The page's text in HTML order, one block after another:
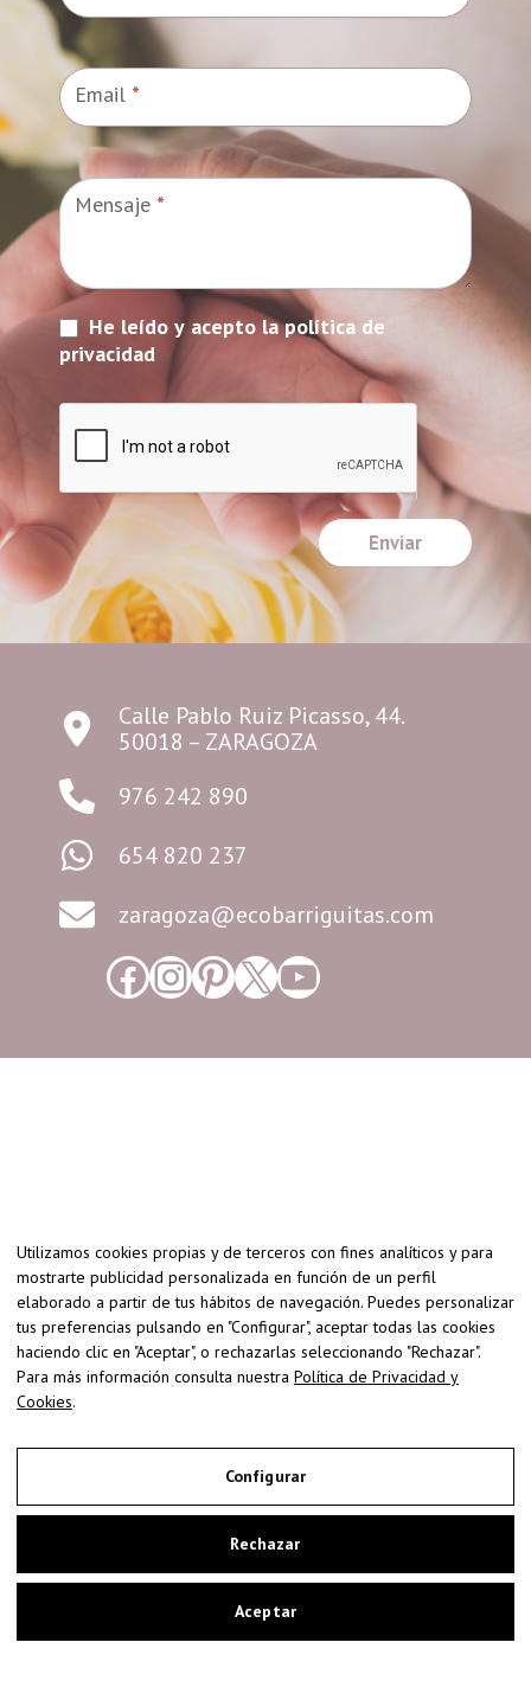
Email *
Mensaje *
He leído y acepto la política de
privacidad
Enviar
Calle Pablo Ruiz Picasso, 44.
50018 – ZARAGOZA
976 242 890
654 820 237
zaragoza@ecobarriguitas.com
Facebook
Instagram
Pinterest
X YouTube
Copyright © 2026 | Ecografía 5D en Zaragoza - EcoBarriguitas
Mapa web
Accesibilidad
Utilizamos cookies propias y de terceros con fines analíticos y para
mostrarte publicidad personalizada en función de un perfil
elaborado a partir de tus hábitos de navegación. Puedes personalizar
tus preferencias pulsando en "Configurar", aceptar todas las cookies
haciendo clic en "Aceptar", o rechazarlas seleccionando "Rechazar".
Para más información consulta nuestra Política de Privacidad y
Cookies.
Configurar
Rechazar
Aceptar